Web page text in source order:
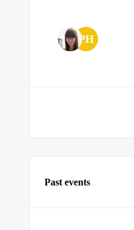
PH
Past events